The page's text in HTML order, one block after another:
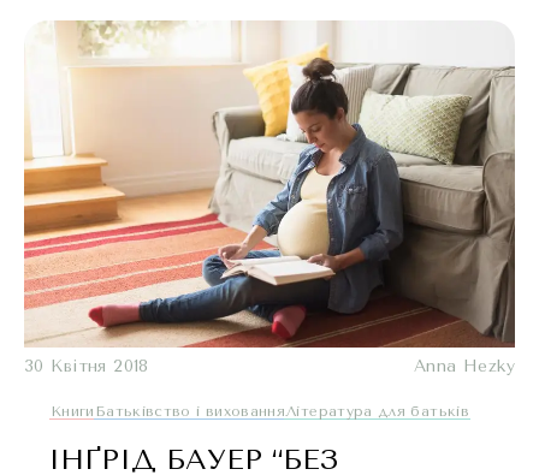
30 Квітня 2018 Anna Hezky
Книги Батьківство і вихованняЛітература для батьків
ІНҐРІД БАУЕР “БЕЗ